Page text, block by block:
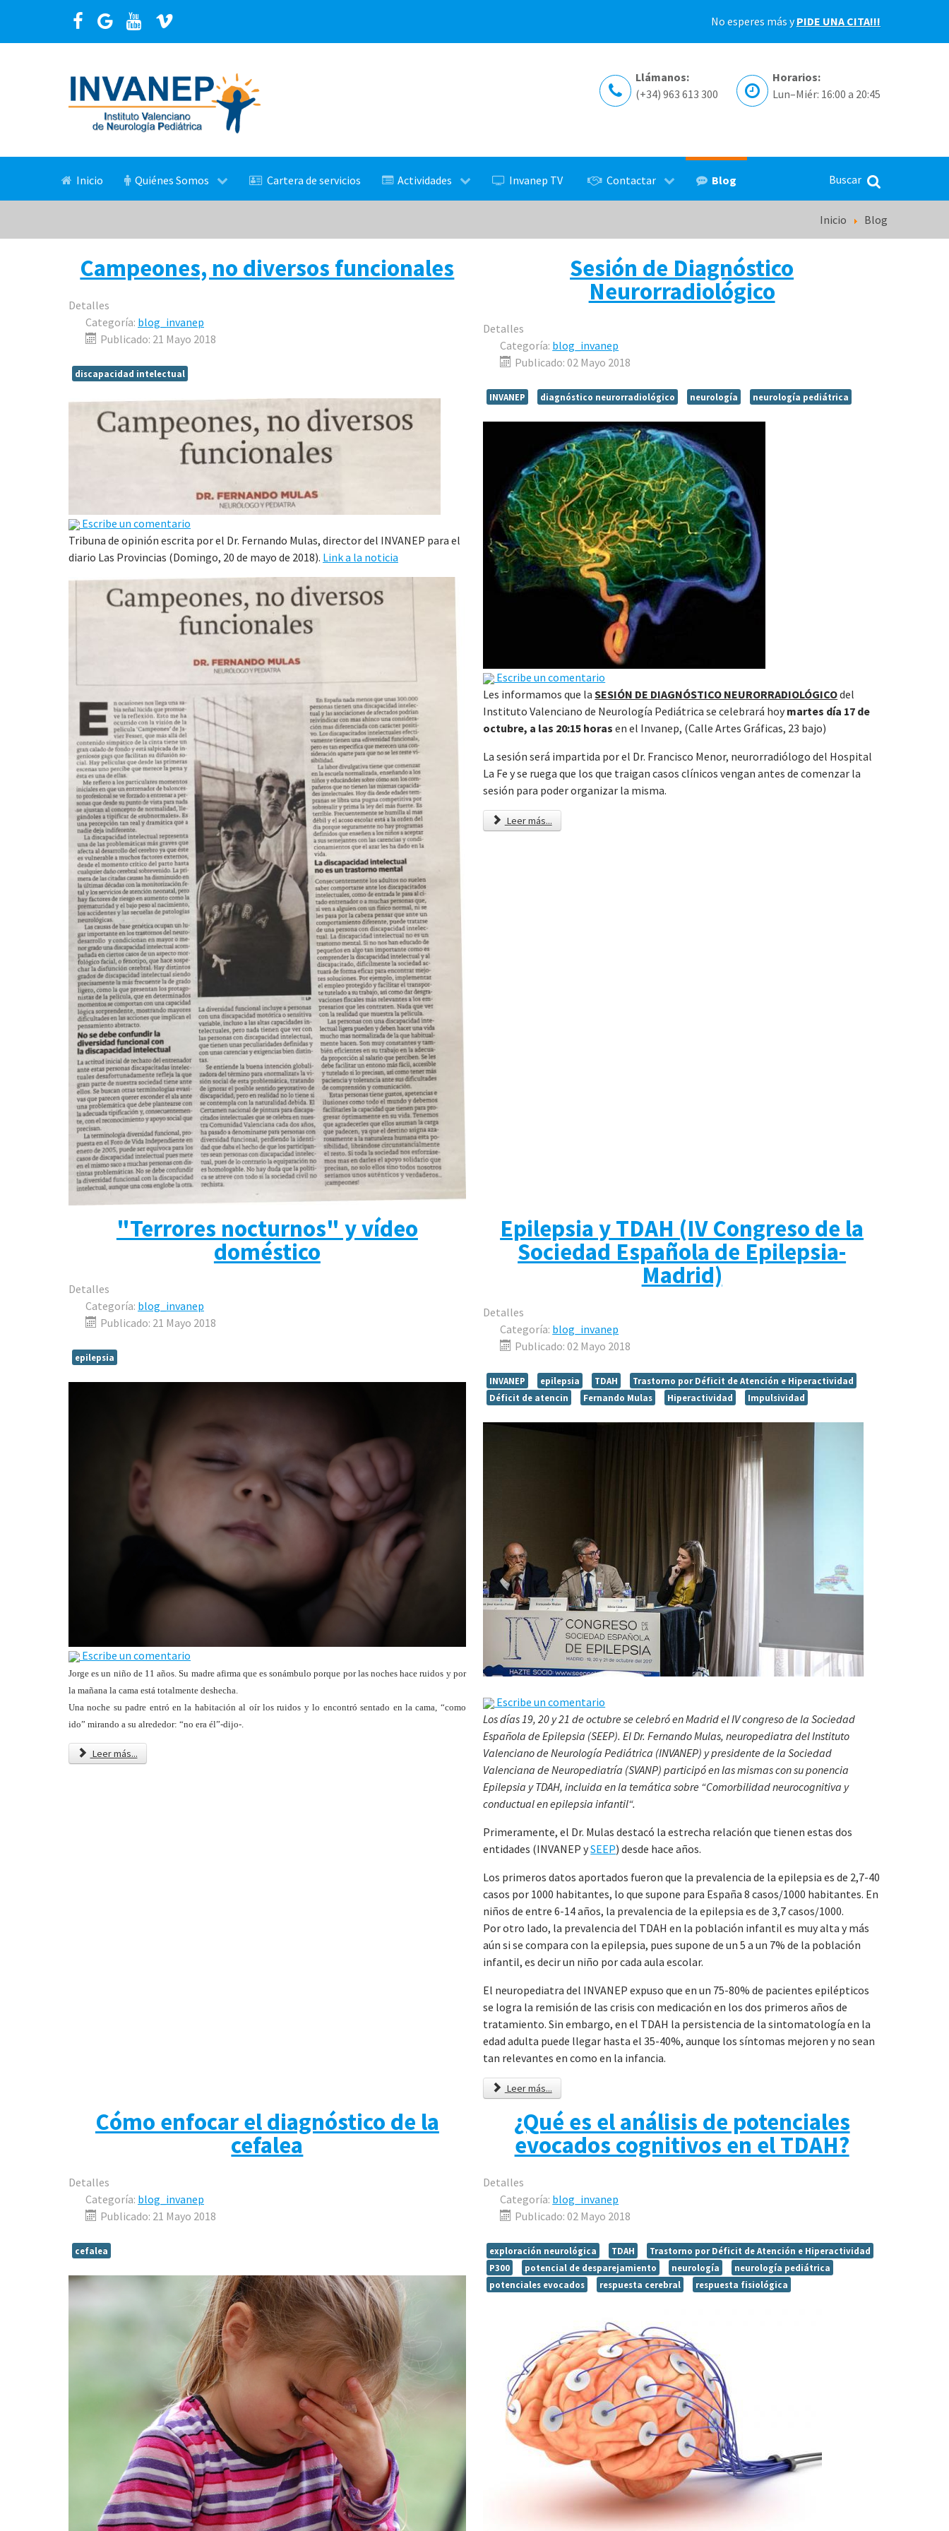
No esperes más yPIDE UNA CITA!!!
Llámanos:
(+34) 963 613 300
Horarios:
Lun–Miér: 16:00 a 20:45
Inicio Quiénes Somos Cartera de servicios Actividades Invanep TV Contactar Blog
Inicio Blog
Campeones, no diversos funcionales
Detalles
Categoría: blog_invanep
Publicado: 21 Mayo 2018
discapacidad intelectual
Escribe un comentario
Tribuna de opinión escrita por el Dr. Fernando Mulas, director del INVANEP para el
diario Las Provincias (Domingo, 20 de mayo de 2018). Link a la noticia
Sesión de Diagnóstico
Neurorradiológico
Detalles
Categoría: blog_invanep
Publicado: 02 Mayo 2018
INVANEP diagnóstico neurorradiológico neurología neurología pediátrica
Escribe un comentario
Les informamos que laSESIÓN DE DIAGNÓSTICO NEURORRADIOLÓGICOdel
Instituto Valenciano de Neurología Pediátrica se celebrará hoymartes día 17 de
octubre, a las 20:15 horas en el Invanep, (Calle Artes Gráficas, 23 bajo)
La sesión será impartida por el Dr. Francisco Menor, neurorradiólogo del Hospital
La Fe y se ruega que los que traigan casos clínicos vengan antes de comenzar la
sesión para poder organizar la misma.
Leer más...
"Terrores nocturnos" y vídeo
doméstico
Detalles
Categoría: blog_invanep
Publicado: 21 Mayo 2018
epilepsia
Escribe un comentario
Jorge es un niño de 11 años. Su madre afirma que es sonámbulo porque por las noches hace ruidos y por
la mañana la cama está totalmente deshecha.
Una noche su padre entró en la habitación al oír los ruidos y lo encontró sentado en la cama, “como
ido” mirando a su alrededor: “no era él”-dijo-.
Leer más...
Epilepsia y TDAH (IV Congreso de la
Sociedad Española de Epilepsia-
Madrid)
Detalles
Categoría: blog_invanep
Publicado: 02 Mayo 2018
INVANEP epilepsia TDAH
Trastorno por Déficit de Atención e Hiperactividad
Déficit de atencin
Fernando Mulas Hiperactividad Impulsividad
Escribe un comentario
Los días 19, 20 y 21 de octubre se celebró en Madrid el IV congreso de la Sociedad
Española de Epilepsia (SEEP). El Dr. Fernando Mulas, neuropediatra del Instituto
Valenciano de Neurología Pediátrica (INVANEP) y presidente de la Sociedad
Valenciana de Neuropediatría (SVANP) participó en las mismas con su ponencia
Epilepsia y TDAH, incluida en la temática sobre “Comorbilidad neurocognitiva y
conductual en epilepsia infantil“.
Primeramente, el Dr. Mulas destacó la estrecha relación que tienen estas dos
entidades (INVANEP ySEEP) desde hace años.
Los primeros datos aportados fueron que la prevalencia de la epilepsia es de 2,7-40
casos por 1000 habitantes, lo que supone para España 8 casos/1000 habitantes. En
niños de entre 6-14 años, la prevalencia de la epilepsia es de 3,7 casos/1000.
Por otro lado, la prevalencia del TDAH en la población infantil es muy alta y más
aún si se compara con la epilepsia, pues supone de un 5 a un 7% de la población
infantil, es decir un niño por cada aula escolar.
El neuropediatra del INVANEP expuso que en un 75-80% de pacientes epilépticos
se logra la remisión de las crisis con medicación en los dos primeros años de
tratamiento. Sin embargo, en el TDAH la persistencia de la sintomatología en la
edad adulta puede llegar hasta el 35-40%, aunque los síntomas mejoren y no sean
tan relevantes en como en la infancia.
Leer más...
Cómo enfocar el diagnóstico de la
cefalea
Detalles
Categoría: blog_invanep
Publicado: 21 Mayo 2018
cefalea
¿Qué es el análisis de potenciales
evocados cognitivos en el TDAH?
Detalles
Categoría: blog_invanep
Publicado: 02 Mayo 2018
exploración neurológica TDAH
Trastorno por Déficit de Atención e Hiperactividad
P300
potencial de desparejamiento neurología
neurología pediátrica
potenciales evocados
respuesta cerebral respuesta fisiológica